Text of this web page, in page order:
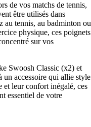
de vos matchs de tennis,
être utilisés dans
au tennis, au badminton ou
physique, ces poignets
sur vos
Swoosh Classic (x2) et
un accessoire qui allie style
leur confort inégalé, ces
essentiel de votre